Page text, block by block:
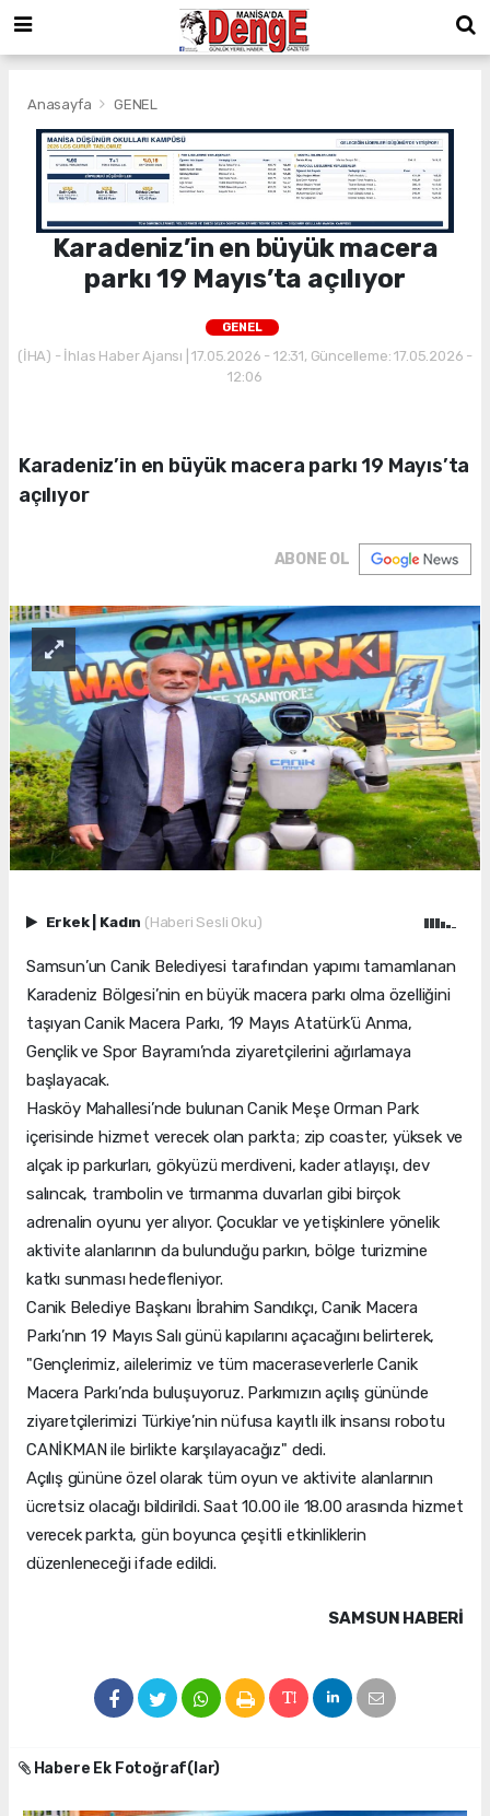
Anasayfa GENEL
Karadeniz’in en büyük macera
parkı 19 Mayıs’ta açılıyor
GENEL
(İHA) - İhlas Haber Ajansı | 17.05.2026 - 12:31, Güncelleme: 17.05.2026 -
12:06
Karadeniz’in en büyük macera parkı 19 Mayıs’ta
açılıyor
ABONE OL
Erkek Kadın (Haberi Sesli Oku)
Samsun’un Canik Belediyesi tarafından yapımı tamamlanan
Karadeniz Bölgesi’nin en büyük macera parkı olma özelliğini
taşıyan Canik Macera Parkı, 19 Mayıs Atatürk’ü Anma,
Gençlik ve Spor Bayramı’nda ziyaretçilerini ağırlamaya
başlayacak.
Hasköy Mahallesi’nde bulunan Canik Meşe Orman Park
içerisinde hizmet verecek olan parkta; zip coaster, yüksek ve
alçak ip parkurları, gökyüzü merdiveni, kader atlayışı, dev
salıncak, trambolin ve tırmanma duvarları gibi birçok
adrenalin oyunu yer alıyor. Çocuklar ve yetişkinlere yönelik
aktivite alanlarının da bulunduğu parkın, bölge turizmine
katkı sunması hedefleniyor.
Canik Belediye Başkanı İbrahim Sandıkçı, Canik Macera
Parkı’nın 19 Mayıs Salı günü kapılarını açacağını belirterek,
"Gençlerimiz, ailelerimiz ve tüm maceraseverlerle Canik
Macera Parkı’nda buluşuyoruz. Parkımızın açılış gününde
ziyaretçilerimizi Türkiye’nin nüfusa kayıtlı ilk insansı robotu
CANİKMAN ile birlikte karşılayacağız" dedi.
Açılış gününe özel olarak tüm oyun ve aktivite alanlarının
ücretsiz olacağı bildirildi. Saat 10.00 ile 18.00 arasında hizmet
verecek parkta, gün boyunca çeşitli etkinliklerin
düzenleneceği ifade edildi.
SAMSUN HABERİ
Habere Ek Fotoğraf(lar)